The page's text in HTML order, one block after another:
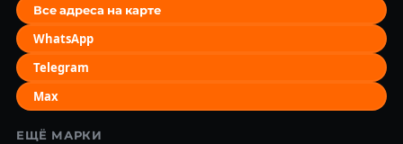
Все адреса на карте
WhatsApp
Telegram
Max
ЕЩЁ МАРКИ